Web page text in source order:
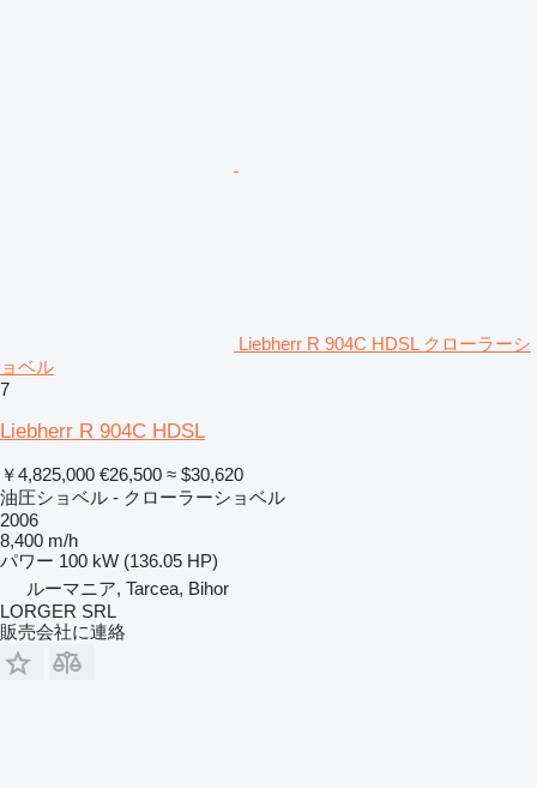
Liebherr R 904C HDSL クローラーシ
ョベル
7
Liebherr R 904C HDSL
￥4,825,000 €26,500 ≈ $30,620
油圧ショベル - クローラーショベル
2006
8,400 m/h
パワー 100 kW (136.05 HP)
ルーマニア, Tarcea, Bihor
LORGER SRL
販売会社に連絡